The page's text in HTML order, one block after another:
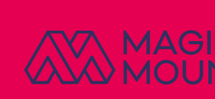
Skip
to
content